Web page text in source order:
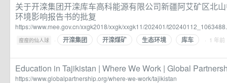
关于开滦集团开滦库车高科能源有限公司新疆阿艾矿区北
环境影响报告书的批复
https://www.mee.gov.cn/xxgk2018/xxgk/xxgk11/202401/
瘦瘦的仙人球 · 开滦集团 开滦煤矿 生态环境 库车 · 1 年前
Education in Tajikistan | Where We Work | Global
https://www.globalpartnership.org/where-we-work/tajikistan